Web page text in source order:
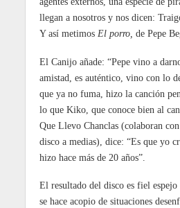
llegan a nosotros y nos dicen:
Y así metimos El porro, de Pepe
El Canijo añade: “Pepe vino a
amistad, es auténtico, vino con lo
que ya no fuma, hizo la canción
lo que Kiko, que conoce bien al
Que Llevo Chanclas (colaboran
disco a medias), dice: “Es que yo
hizo hace más de 20 años”.
El resultado del disco es fiel
se hace acopio de situaciones